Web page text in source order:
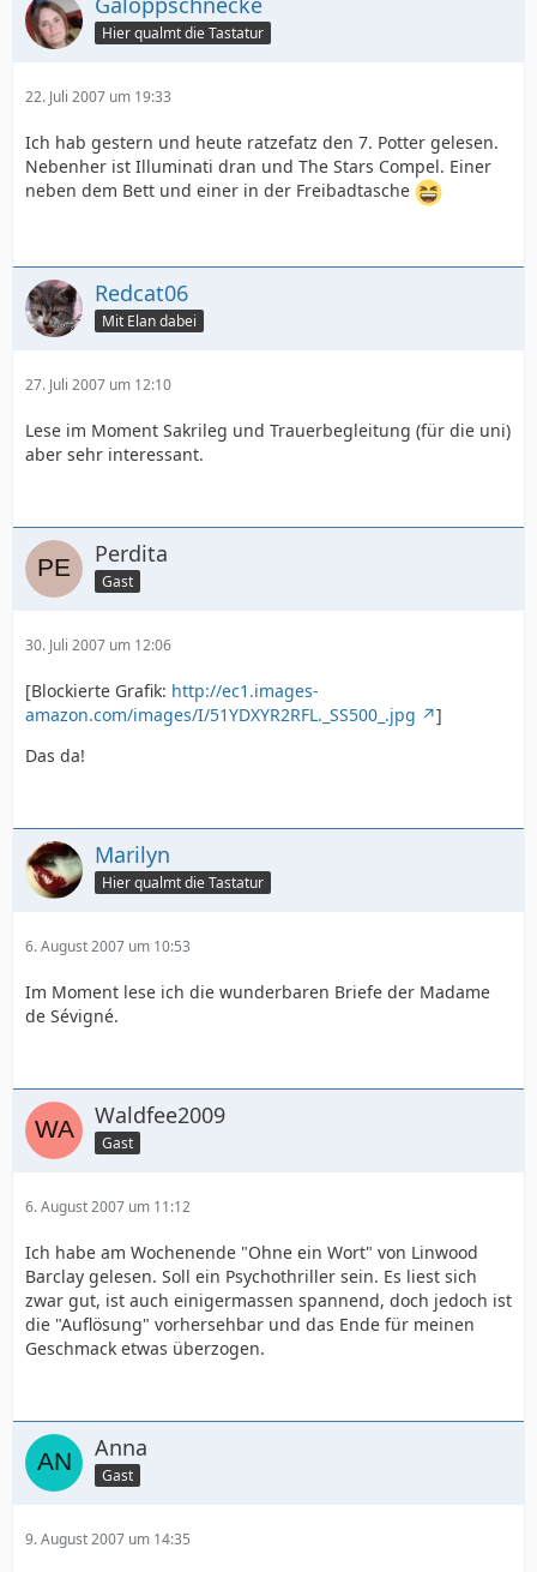
Hier qualmt die Tastatur
22. Juli 2007 um 19:33
Ich hab gestern und heute ratzefatz den 7. Potter gelesen.
Nebenher ist Illuminati dran und The Stars Compel. Einer
neben dem Bett und einer in der Freibadtasche
Redcat06
Mit Elan dabei
27. Juli 2007 um 12:10
Lese im Moment Sakrileg und Trauerbegleitung (für die uni)
aber sehr interessant.
Perdita
Gast
30. Juli 2007 um 12:06
[Blockierte Grafik: http://ec1.images-
amazon.com/images/I/51YDXYR2RFL._SS500_.jpg
]
Das da!
Marilyn
Hier qualmt die Tastatur
6. August 2007 um 10:53
Im Moment lese ich die wunderbaren Briefe der Madame
de Sévigné.
Waldfee2009
Gast
6. August 2007 um 11:12
Ich habe am Wochenende "Ohne ein Wort" von Linwood
Barclay gelesen. Soll ein Psychothriller sein. Es liest sich
zwar gut, ist auch einigermassen spannend, doch jedoch ist
die "Auflösung" vorhersehbar und das Ende für meinen
Geschmack etwas überzogen.
Anna
Gast
9. August 2007 um 14:35